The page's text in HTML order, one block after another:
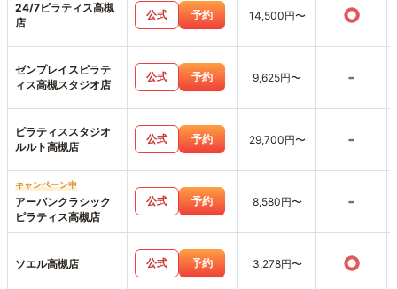
24/7ピラティス高槻
店
公式 予約 14,500円〜 ○
ゼンプレイスピラテ
ィス高槻スタジオ店
公式 予約 9,625円〜 -
ピラティススタジオ
ルルト高槻店
公式 予約 29,700円〜 -
キャンペーン中
アーバンクラシック
ピラティス高槻店
公式 予約 8,580円〜 -
ソエル高槻店 公式 予約 3,278円〜 ○